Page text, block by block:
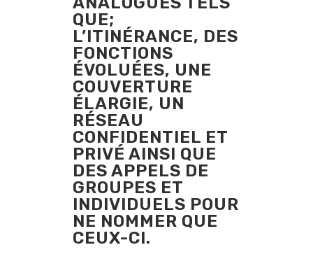
QUE;
L’ITINÉRANCE, DES
FONCTIONS
ÉVOLUÉES, UNE
COUVERTURE
ÉLARGIE, UN
RÉSEAU
CONFIDENTIEL ET
PRIVÉ AINSI QUE
DES APPELS DE
GROUPES ET
INDIVIDUELS POUR
NE NOMMER QUE
CEUX-CI.